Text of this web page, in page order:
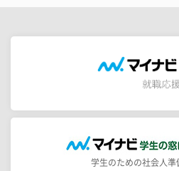
学生のための社会人準